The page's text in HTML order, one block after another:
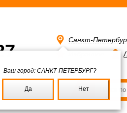
Санкт-
Ваш город: САНКТ-ПЕТЕРБУРГ?
Да Нет